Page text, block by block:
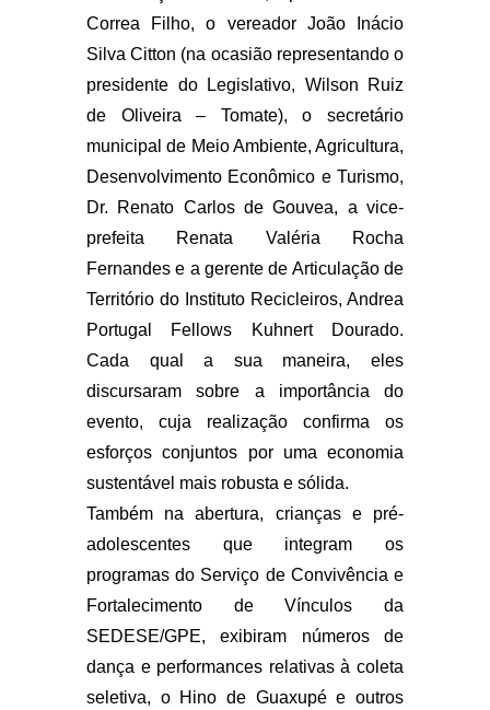
Correa Filho, o vereador João Inácio
Silva Citton (na ocasião representando o
presidente do Legislativo, Wilson Ruiz
de Oliveira – Tomate), o secretário
municipal de Meio Ambiente, Agricultura,
Desenvolvimento Econômico e Turismo,
Dr. Renato Carlos de Gouvea, a vice-
prefeita Renata Valéria Rocha
Fernandes e a gerente de Articulação de
Território do Instituto Recicleiros, Andrea
Portugal Fellows Kuhnert Dourado.
Cada qual a sua maneira, eles
discursaram sobre a importância do
evento, cuja realização confirma os
esforços conjuntos por uma economia
sustentável mais robusta e sólida.
Também na abertura, crianças e pré-
adolescentes que integram os
programas do Serviço de Convivência e
Fortalecimento de Vínculos da
SEDESE/GPE, exibiram números de
dança e performances relativas à coleta
seletiva, o Hino de Guaxupé e outros